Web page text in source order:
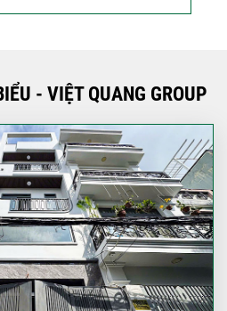
- VIỆT QUANG GROUP